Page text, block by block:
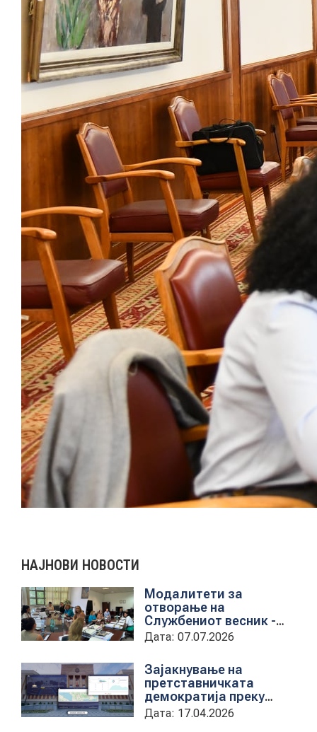
НАЈНОВИ НОВОСТИ
Модалитети за
отворање на
Службениот весник -
Средба со
претставници на ЈП
службен весник
Дата: 07.07.2026
Зајакнување на
претставничката
демократија преку
дигитална алатка
kancelarii.sobranie.mk
Дата: 17.04.2026